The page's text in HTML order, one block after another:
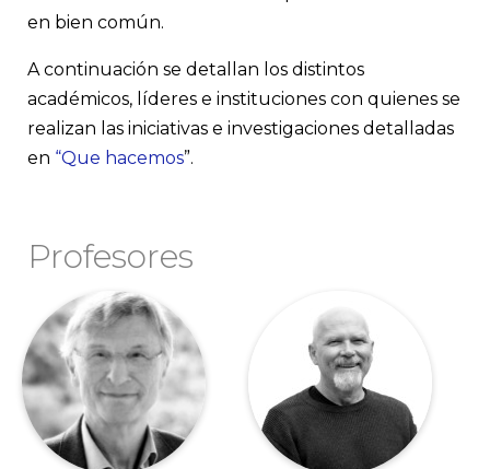
en bien común.
A continuación se detallan los distintos
académicos, líderes e instituciones con quienes se
realizan las iniciativas e investigaciones detalladas
en “Que hacemos”.
Profesores